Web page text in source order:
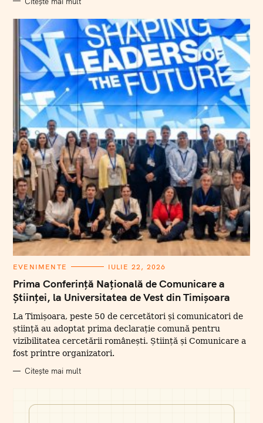
C
T
E
G
O
R
I
I
EVENIMENTE IULIE 22, 2026
Prima Conferință Națională de Comunicare a
Științei, la Universitatea de Vest din Timișoara
La Timișoara, peste 50 de cercetători și comunicatori de
știință au adoptat prima declarație comună pentru
vizibilitatea cercetării românești. Știință și Comunicare a
fost printre organizatori.
Citește mai mult